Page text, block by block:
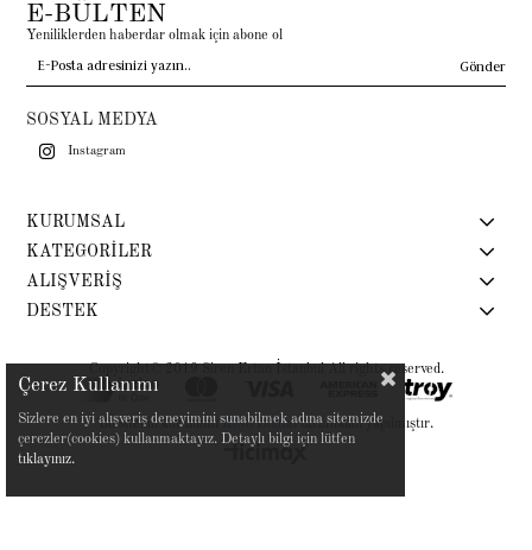
E-BÜLTEN
Yeniliklerden haberdar olmak için abone ol
Gönder
SOSYAL MEDYA
Instagram
KURUMSAL
KATEGORİLER
ALIŞVERİŞ
DESTEK
Copyright© 2019 Siren Ertan İstanbul All rights reserved.
Bu sitenin kurulumuKeyo Digital tarafından yapılmıştır.
Çerez Kullanımı
Sizlere en iyi alışveriş deneyimini sunabilmek adına sitemizde
çerezler(cookies) kullanmaktayız. Detaylı bilgi için lütfen
tıklayınız.